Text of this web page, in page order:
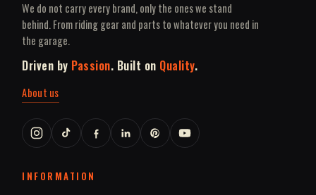
We do not carry every brand, only the ones we stand
behind. From riding gear and parts to whatever you need in
the garage.
Driven by Passion. Built on Quality.
About us
INFORMATION